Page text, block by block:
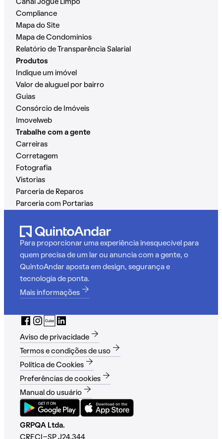
Canal Jogue Limpo
Compliance
Mapa do Site
Mapa de Condomínios
Relatório de Transparência Salarial
Produtos
Indique um imóvel
Valor de aluguel por bairro
Guias
Consórcio de Imóveis
Imovelweb
Trabalhe com a gente
Carreiras
Corretagem
Fotografia
Vistorias
Parceria de Reparos
Parceria com Portarias
Para proporcionar uma experiência inesquecível para
quem precisa de um lar ou anuncia com a gente, o
QuintoAndar aposta em design, segurança e
tecnologia de ponta.
Mais informações
Aviso de privacidade
Termos e condições de uso
Política de Cookies
Preferências de cookies
Manual do usuário
GRPQA Ltda.